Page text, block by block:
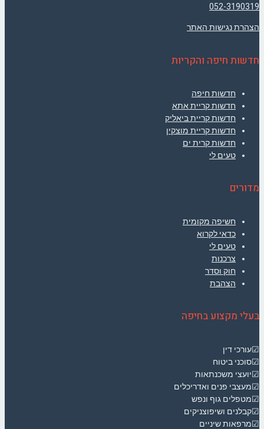
052-3190319
הצהרת נגישות האתר
חדשות חיפה והקריות
חדשות חיפה
חדשות קריית אתא
חדשות קריית ביאליק
חדשות קריית מוצקין
חדשות קרית ים
טעים לי
מדורים
חשיפה מקומית
כדאי לקרוא
טעים לי
צרכנות
חוק וסדר
הצהבת
בעלי מקצוע בחיפה
☑עורכי דין
☑סוכני ביטוח
☑יועצי משכנתאות
☑מעצבי פנים ואדריכלים
☑מטפלים גוף ונפש
☑קבלנים ושיפוצניקים
☑מרפאות שיניים